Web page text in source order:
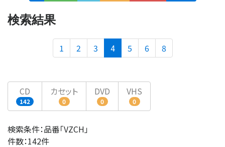
検索結果
1 2 3 4(current)
5 6 8
CD
142
カセット
0
DVD
0
VHS
0
検索条件：品番「VZCH」
件数：142件